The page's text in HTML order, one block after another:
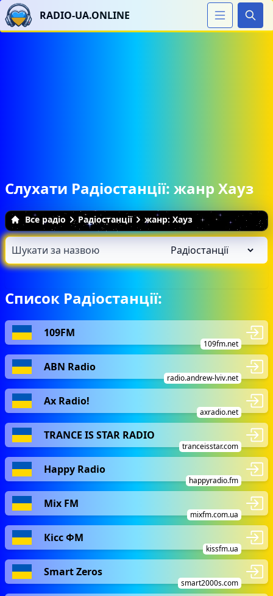
RADIO-UA.ONLINE
Слухати Радіостанції: жанр Хауз
Все радіо Радіостанції жанр: Хауз
Список Радіостанції:
109FM
109fm.net
ABN Radio
radio.andrew-lviv.net
Ax Radio!
axradio.net
TRANCE IS STAR RADIO
tranceisstar.com
Happy Radio
happyradio.fm
Mix FM
mixfm.com.ua
Кісс ФМ
kissfm.ua
Smart Zeros
smart2000s.com